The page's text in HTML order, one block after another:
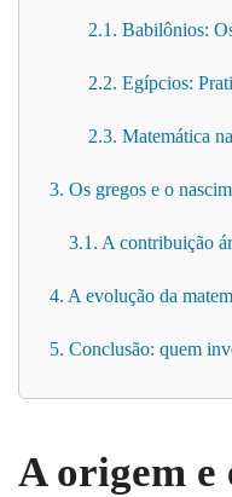
2.1. Babilônios:
2.2. Egípcios:
2.3. Matemática
3. Os gregos e o
3.1. A contribuição
4. A evolução da
5. Conclusão: quem
A origem e